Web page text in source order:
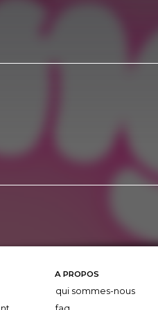
A PROPOS
qui sommes-nous